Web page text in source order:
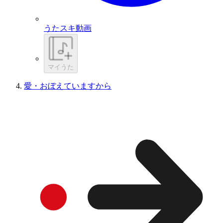
うたスキ動画
マイうた
愛・おぼえていますから